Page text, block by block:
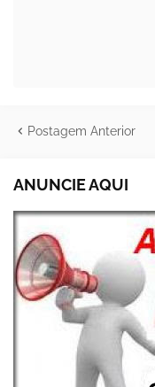
Postagem Anterior
ANUNCIE AQUI